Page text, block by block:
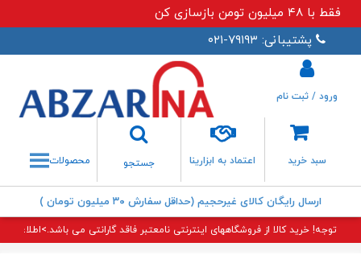
فقط با ۴۸ میلیون تومن بازسازی کن
پشتیبانی: ۷۹۱۹۳-۰۲۱
سبد خرید اعتماد به ابزارینا
جستجو
جستجو
ورود / ثبت نام
محصولات
ارسال رایگان کالای غیرحجیم (حداقل سفارش ۳۰ میلیون تومان )
توجه! خرید کالا از فروشگاههای اینترنتی نامعتبر فاقد گارانتی می باشد.>اطلاعات